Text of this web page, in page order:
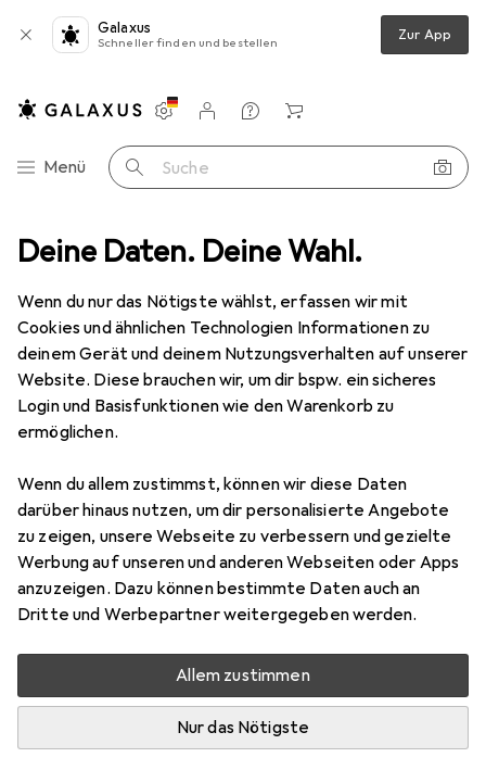
Deine Daten. Deine Wahl.
Wenn du nur das Nötigste wählst, erfassen wir mit
Cookies und ähnlichen Technologien Informationen zu
deinem Gerät und deinem Nutzungsverhalten auf unserer
Website. Diese brauchen wir, um dir bspw. ein sicheres
Login und Basisfunktionen wie den Warenkorb zu
ermöglichen.
Wenn du allem zustimmst, können wir diese Daten
darüber hinaus nutzen, um dir personalisierte Angebote
zu zeigen, unsere Webseite zu verbessern und gezielte
Werbung auf unseren und anderen Webseiten oder Apps
anzuzeigen. Dazu können bestimmte Daten auch an
Dritte und Werbepartner weitergegeben werden.
Allem zustimmen
Nur das Nötigste
Galaxus
Schneller finden und bestellen Zur App
Navigation nach Kategorien
Menü Suche
Einstellungen
Kundenkonto
Vergleichslisten
Merklisten
Warenkorb
Schneeschaufel Wolf-Garten Schneeschaufel
2 Bilder
Wolf-GartenSchneeschaufel
EUR
60,36
27
Bewertungen
Nur 1 Stück an Lager beim Lieferanten
Benachrichtigen, wenn schneller verfügbar
Lieferort angeben für genaue Lieferzeit